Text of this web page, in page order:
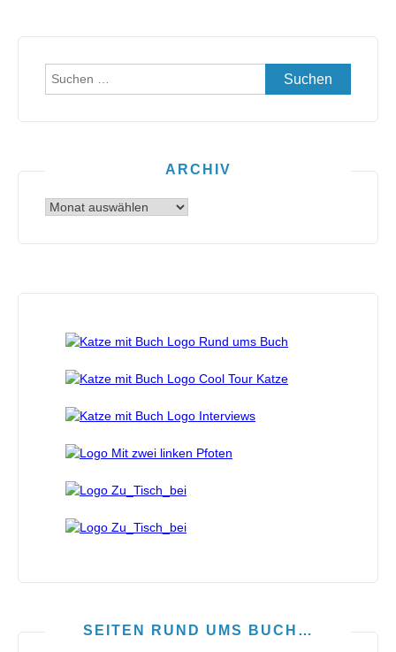
Suchen
ARCHIV
Archiv
SEITEN RUND UMS BUCH…